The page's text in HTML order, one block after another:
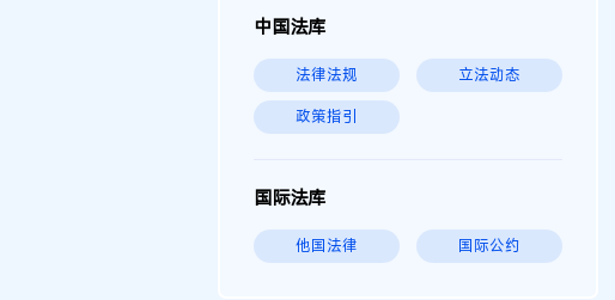
中国法库
法律法规 立法动态
政策指引
国际法库
他国法律 国际公约